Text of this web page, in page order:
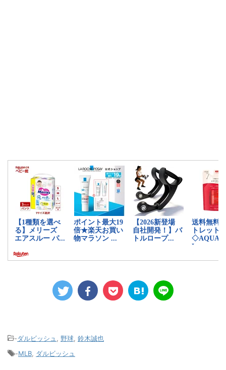
-ダルビッシュ 野球 鈴木誠也
-MLB ダルビッシュ